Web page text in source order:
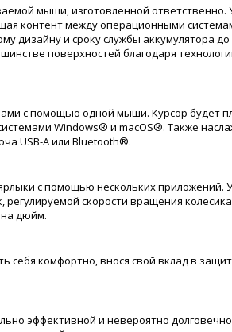
мыши, изготовленной ответственно.
контент между операционными
дизайну и сроку службы аккумулятора до
поверхностей благодаря
с помощью одной мыши. Курсор будет
Windows® и macOS®. Также
USB-A или Bluetooth®.
с помощью нескольких приложений.
скорости вращения
на дюйм.
себя комфортно, внося свой вклад в
эффективной и невероятно